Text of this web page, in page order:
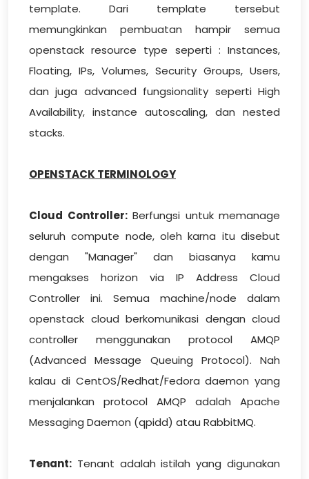
template. Dari template tersebut
memungkinkan pembuatan hampir semua
openstack resource type seperti : Instances,
Floating, IPs, Volumes, Security Groups, Users,
dan juga advanced fungsionality seperti High
Availability, instance autoscaling, dan nested
stacks.
OPENSTACK TERMINOLOGY
Cloud Controller:Berfungsi untuk memanage
seluruh compute node, oleh karna itu disebut
dengan "Manager" dan biasanya kamu
mengakses horizon via IP Address Cloud
Controller ini. Semua machine/node dalam
openstack cloud berkomunikasi dengan cloud
controller menggunakan protocol AMQP
(Advanced Message Queuing Protocol). Nah
kalau di CentOS/Redhat/Fedora daemon yang
menjalankan protocol AMQP adalah Apache
Messaging Daemon (qpidd) atau RabbitMQ.
Tenant: Tenant adalah istilah yang digunakan